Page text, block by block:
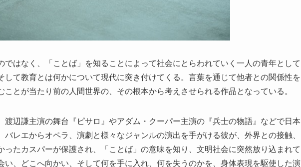
ではなく、「ことば」を知ることによって社会にとらわれていく一人の青年として
して教育とは何かについて現代に突き付けてくる。言葉を通じて他者との関係性を
ことが当たり前の人間世界の、その根本から考えさせられる作品となっている。
渡辺謙主演の舞台『ピサロ』やアダム・クーパー主演の『兵士の物語』などで日本
バレエからオペラ、演劇と様々なジャンルの演出を手がける彼が、外界との接触、
ったカスパーが保護され、「ことば」の意味を知り、文明社会に突然放り込まれて
い、どこへ向かい、そして何を手に入れ、何を失うのかを、身体表現を駆使した演